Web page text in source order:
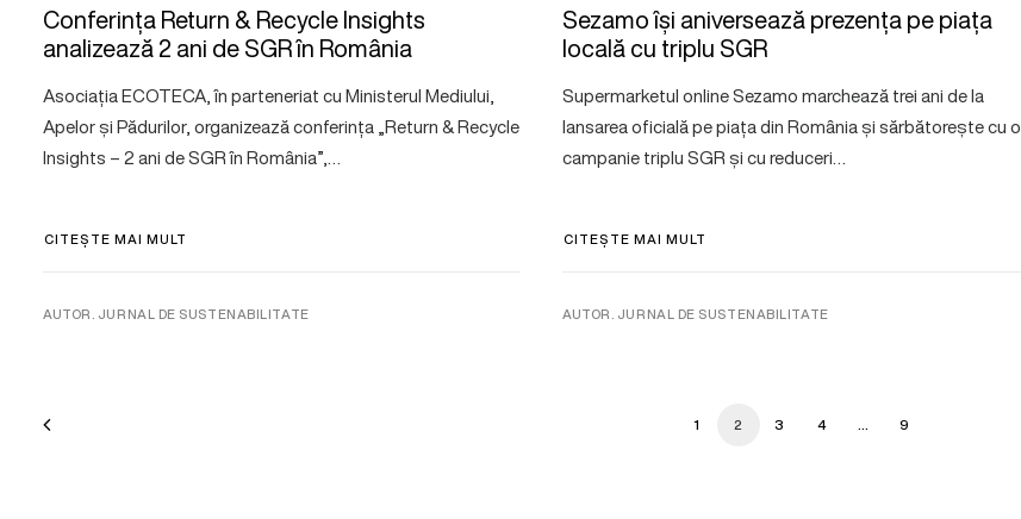
Conferința Return & Recycle Insights
analizează 2 ani de SGR în România
Asociația ECOTECA, în parteneriat cu Ministerul Mediului,
Apelor și Pădurilor, organizează conferința „Return & Recycle
Insights – 2 ani de SGR în România”,…
CITEȘTE MAI MULT
AUTOR. JURNAL DE SUSTENABILITATE
Sezamo își aniversează prezența pe piața
locală cu triplu SGR
Supermarketul online Sezamo marchează trei ani de la
lansarea oficială pe piața din România și sărbătorește cu o
campanie triplu SGR și cu reduceri…
CITEȘTE MAI MULT
AUTOR. JURNAL DE SUSTENABILITATE
1 2 3 4 … 9